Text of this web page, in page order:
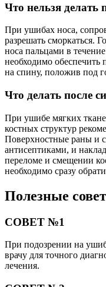
Что нельзя делать
При ушибах носа,
разрешать сморкаться.
носа пальцами в
необходимо обеспечить
на спину, положив под
Что делать после
При ушибе мягких
костных структур
Поверхностные раны и
антисептиками, и
переломе и смещении
необходимо сразу
Полезные
СОВЕТ №1
При подозрении на
врачу для точного
лечения.